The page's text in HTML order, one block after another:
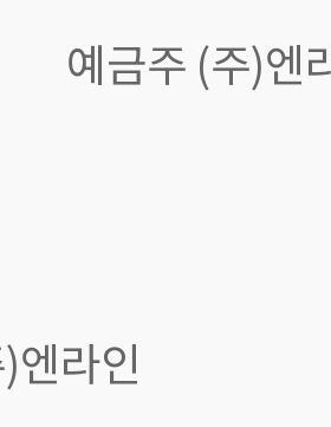
예금주 (주)엔
엔라인